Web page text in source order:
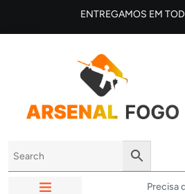
ENTREGAMOS EM
Precisa